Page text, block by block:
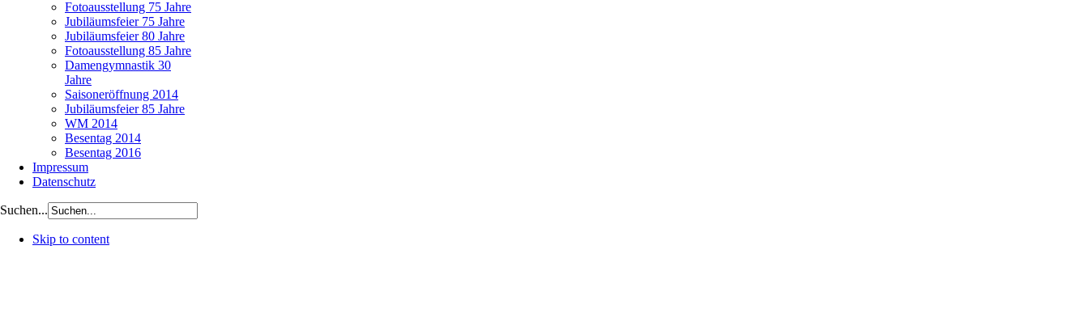
Fotoausstellung 75 Jahre
Jubiläumsfeier 75 Jahre
Jubiläumsfeier 80 Jahre
Fotoausstellung 85 Jahre
Damengymnastik 30
Jahre
Saisoneröffnung 2014
Jubiläumsfeier 85 Jahre
WM 2014
Besentag 2014
Besentag 2016
Impressum
Datenschutz
Suchen...
Skip to content